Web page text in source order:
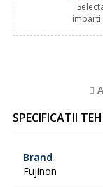
imparti
SPECIFICATII
Brand
Fujinon